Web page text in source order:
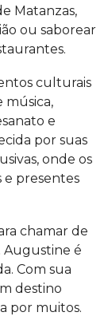
Matanzas,
ou saborear
culturais
música,
e
por suas
onde os
e presentes
chamar de
Augustine é
Com sua
destino
por muitos.